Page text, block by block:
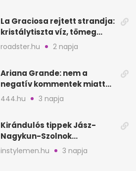
La Graciosa rejtett strandja:
kristálytiszta víz, tömeg
nélkül
roadster.hu 2 napja
Ariana Grande: nem a
negatív kommentek miatt
vonul vissza
444.hu 3 napja
Kirándulós tippek Jász-
Nagykun-Szolnok
megyében: 6 kihagyhatatlan
hely
instylemen.hu 3 napja